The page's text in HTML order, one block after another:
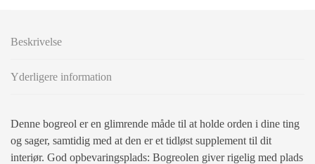
Beskrivelse
Yderligere information
Denne bogreol er en glimrende måde til at holde orden i dine ting
og sager, samtidig med at den er et tidløst supplement til dit
interiør. God opbevaringsplads: Bogreolen giver rigelig med plads